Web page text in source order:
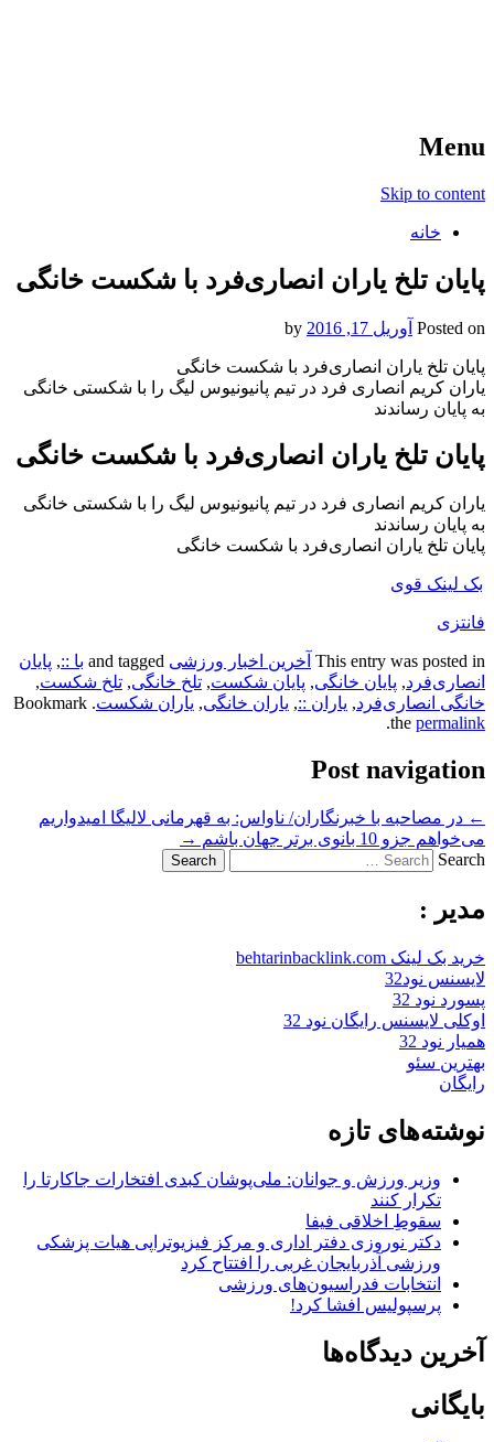
Menu
Skip to content
خانه
پایان تلخ یاران انصاری‌فرد با شکست خانگی
Posted on آوریل 17, 2016
پایان تلخ یاران انصاری‌فرد با شکست خانگی
یاران کریم انصاری فرد در تیم پانیونیوس لیگ را با شکستی خانگی
به پایان رساندند
پایان تلخ یاران انصاری‌فرد با شکست خانگی
یاران کریم انصاری فرد در تیم پانیونیوس لیگ را با شکستی خانگی
به پایان رساندند
پایان تلخ یاران انصاری‌فرد با شکست خانگی
بک لینک قوی
فانتزی
This entry was posted in آخرین اخبار ورزشی با ::, پایان
انصاری‌فرد, پایان خانگی, پایان شکست, تلخ خانگی, تلخ شکست,
خانگی انصاری‌فرد, یاران ::, یاران خانگی, یاران شکست . Bookmark
the permalink
.
Post navigation
← در مصاحبه با خبرنگاران/ ناواس: به قهرمانی لالیگا امیدواریم
می‌خواهم جزو 10 بانوی برتر جهان باشم
→
Search
مدیر :
خرید بک لینک behtarinbacklink.com
لایسنس نود32
پسورد نود 32
اوکلی لایسنس رایگان نود 32
همیار نود 32
بهترین سئو
رایگان
نوشته‌های تازه
وزیر ورزش و جوانان: ملی‌پوشان کبدی افتخارات جاکارتا را
تکرار کنند
سقوطِ اخلاقی فیفا
دکتر نوروزی دفتر اداری و مرکز فیزیوتراپی هیات پزشکی
ورزشی آذربایجان غربی را افتتاح کرد
انتخابات فدراسیون‌های ورزشی
پرسپولیس افشا کرد!
آخرین دیدگاه‌ها
بایگانی